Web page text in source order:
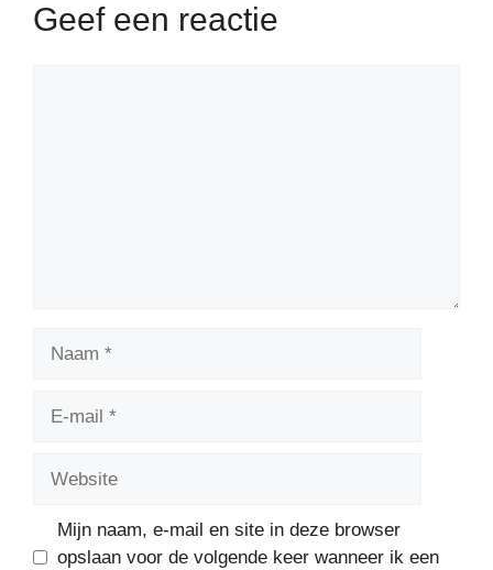
Geef een reactie
Mijn naam, e-mail en site in deze browser
opslaan voor de volgende keer wanneer ik een